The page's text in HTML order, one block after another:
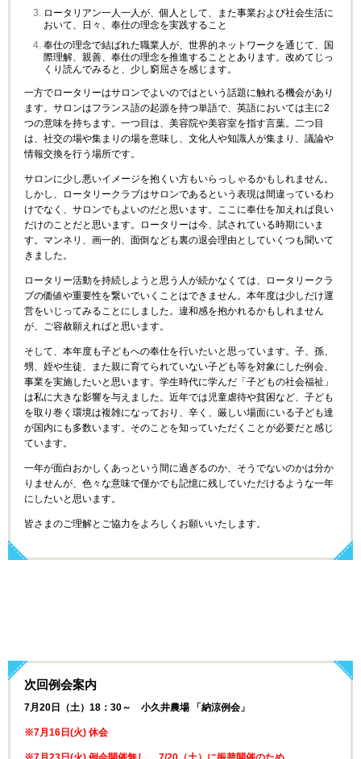
ロータリアン一人一人が、個人として、また事業および社会生活に
おいて、日々、奉仕の理念を実践すること
奉仕の理念で結ばれた職業人が、世界的ネットワークを通じて、国
際理解、親善、奉仕の理念を推進することとあります。改めてじっ
くり読んでみると、少し窮屈さを感じます。
一方でロータリーはサロンでよいのではという話題に触れる機会があり
ます。 サロンはフランス語の起源を持つ単語で、英語においては主に2
つの意味を持ちます。一つ目は、美容院や美容室を指す言葉。二つ目
は、社交の場や集まりの場を意味し、文化人や知識人が集まり、議論や
情報交換を行う場所です。
サロンに少し悪いイメージを抱くい方もいらっしゃるかもしれません。
しかし、ロータリークラブはサロンであるという表現は間違っているわ
けでなく、サロンでもよいのだと思います。ここに奉仕を加えれば良い
だけのことだと思います。ロータリーは今、試されている時期にいま
す。マンネリ、画一的、面倒なども裏の退会理由としていくつも聞いて
きました。
ロータリー活動を持続しようと思う人が続かなくては、ロータリークラ
ブの価値や重要性を繋いでいくことはできません。 本年度は少しだけ運
営をいじってみることにしました。違和感を抱かれるかもしれません
が、ご容赦願えればと思います。
そして、本年度も子どもへの奉仕を行いたいと思っています。子、孫、
甥、姪や生徒、また親に育てられていない子ども等を対象にした例会、
事業を実施したいと思います。学生時代に学んだ「子どもの社会福祉」
は私に大きな影響を与えました。近年では児童虐待や貧困など、子ども
を取り巻く環境は複雑になっており、辛く、厳しい場面にいる子ども達
が国内にも多数います。 そのことを知っていただくことが必要だと感じ
ています。
一年が面白おかしくあっという間に過ぎるのか、そうでないのかは分か
りませんが、色々な意味で僅かでも記憶に残していただけるような一年
にしたいと思います。
皆さまのご理解とご協力をよろしくお願いいたします。
次回例会案内
7月20日（土）18：30～ 小久井農場 「 納涼例会 」
※7月16日(火) 休会